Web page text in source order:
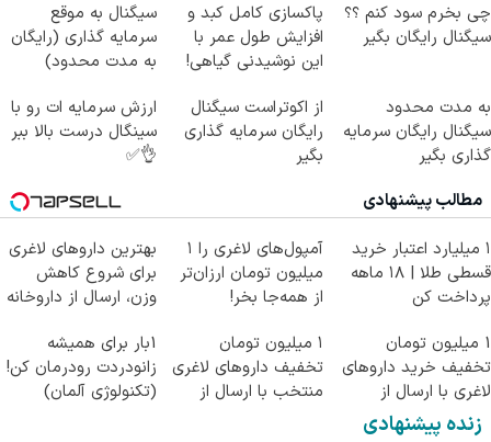
چی بخرم سود کنم ؟؟
سیگنال رایگان بگیر
پاکسازی کامل کبد و
افزایش طول عمر با
این نوشیدنی گیاهی!
سیگنال به موقع
سرمایه گذاری (رایگان
به مدت محدود)
به مدت محدود
سیگنال رایگان سرمایه
گذاری بگیر
از اکوتراست سیگنال
رایگان سرمایه گذاری
بگیر
ارزش سرمایه ات رو با
سینگال درست بالا ببر
👌✅
مطالب پیشنهادی
۱ میلیارد اعتبار خرید
قسطی طلا | ۱۸ ماهه
پرداخت کن
آمپول‌های لاغری را ۱
میلیون تومان ارزان‌تر
از همه‌جا بخر!
بهترین داروهای لاغری
برای شروع کاهش
وزن، ارسال از داروخانه
1 میلیون تومان
تخفیف خرید داروهای
لاغری با ارسال از
داروخانه و پک یخ!
۱ میلیون تومان
تخفیف داروهای لاغری
منتخب با ارسال از
1بار برای همیشه
زانودردت رودرمان کن!
(تکنولوژی آلمان)
زنده پیشنهادی